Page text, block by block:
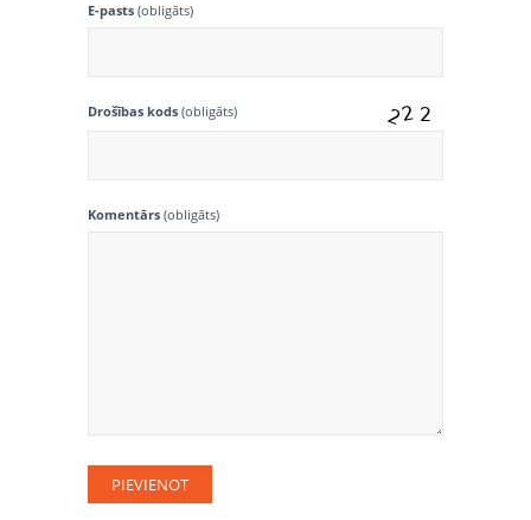
E-pasts (obligāts)
Drošības kods (obligāts)
Komentārs (obligāts)